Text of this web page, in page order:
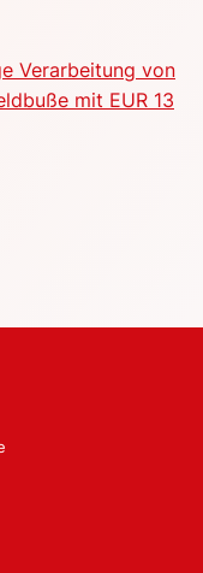
Verarbeitung von
mit EUR 13